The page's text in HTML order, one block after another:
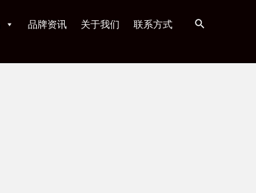
品牌资讯 关于我们 联系方式